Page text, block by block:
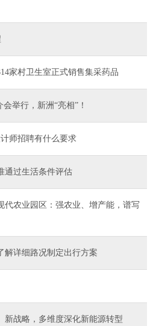
家村卫生室正式销售集采药品
举行，新洲“亮相”！
师招聘有什么要求
通过生活条件评估
代农业园区：强农业、增产能，谱写
解详细路况制定出行方案
新战略，多维度深化新能源转型